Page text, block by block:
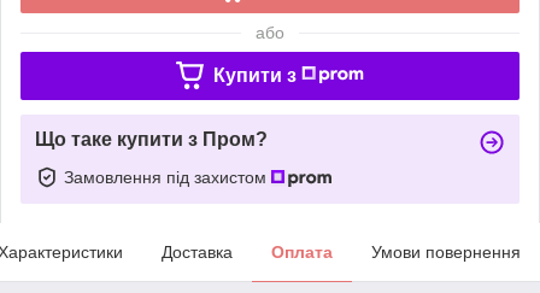
або
Купити з
Що таке купити з Пром?
Замовлення під захистом
Доставка Оплата Умови повернення